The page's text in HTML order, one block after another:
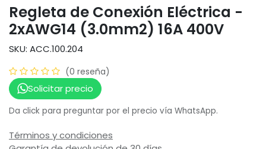
Regleta de Conexión Eléctrica -
2xAWG14 (3.0mm2) 16A 400V
SKU: ACC.100.204
(0 reseña)
Solicitar precio
Da click para preguntar por el precio vía WhatsApp.
Términos y condiciones